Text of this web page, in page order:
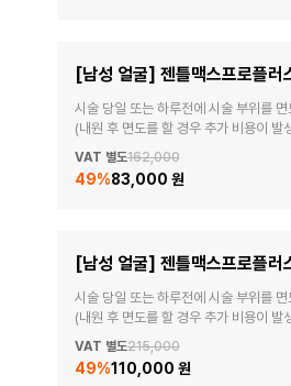
[남성 얼굴] 젠틀맥스프로플러
시술 당일 또는 하루전에 시술 부위를
(내원 후 면도를 할 경우 추가 비용이 발
VAT 별도162,000
49%83,000 원
[남성 얼굴] 젠틀맥스프로플러
시술 당일 또는 하루전에 시술 부위를
(내원 후 면도를 할 경우 추가 비용이 발
VAT 별도215,000
49%110,000 원